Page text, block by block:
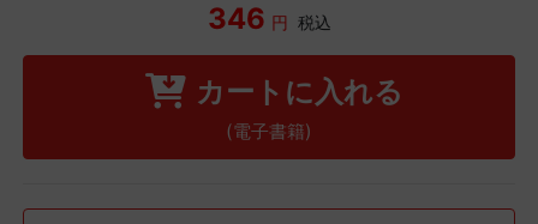
346 円 税込
カートに入れる
(電子書籍)